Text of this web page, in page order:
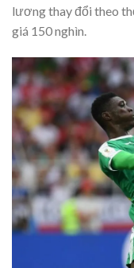
lương thay đổi theo
giá 150 nghìn.